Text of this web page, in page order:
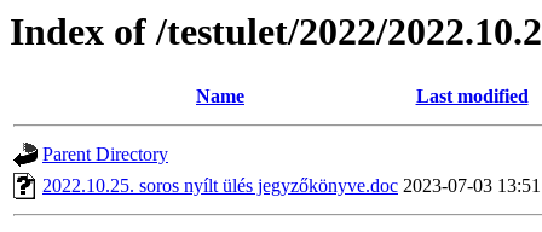
Index of /testulet/2022/
Name Last modified
Parent Directory
2022.10.25. soros nyílt ülés jegyzőkönyve.doc 2023-07-03 13:51